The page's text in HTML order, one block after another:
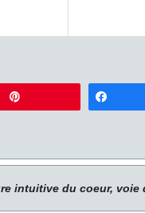
intuitive du coeur, voie